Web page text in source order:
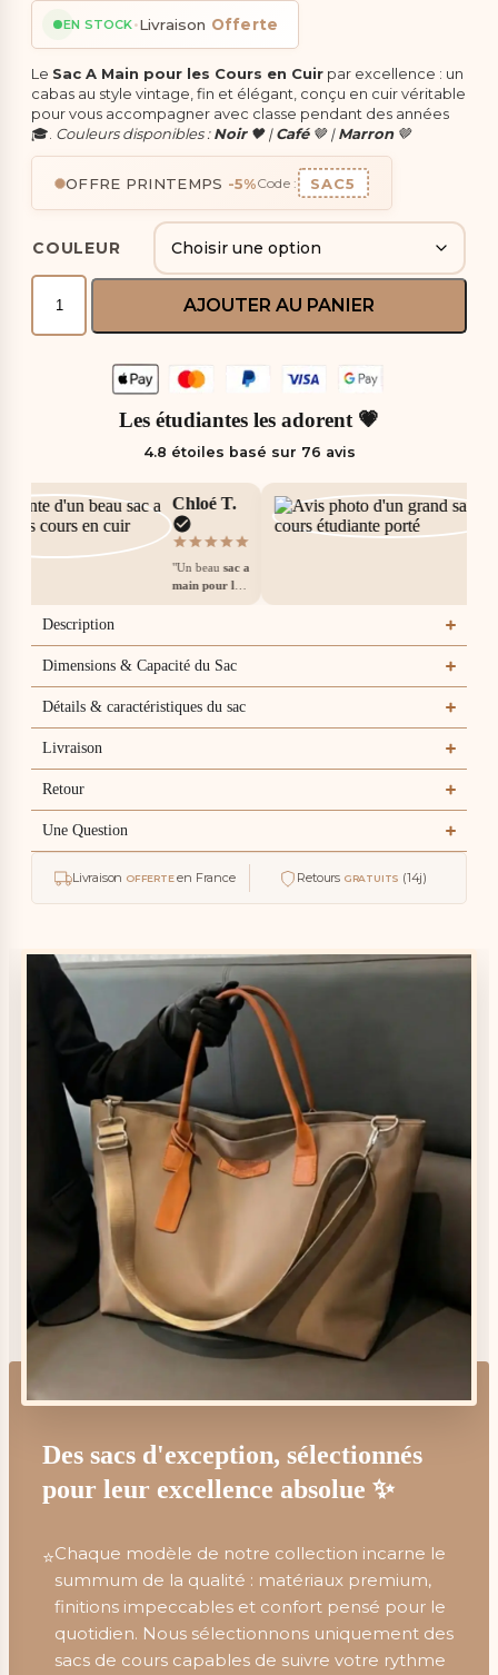
EN STOCK•Livraison Offerte
Le Sac A Main pour les Cours en Cuir par excellence : un
cabas au style vintage, fin et élégant, conçu en cuir véritable
pour vous accompagner avec classe pendant des années
🎓. Couleurs disponibles :Noir🖤 |Café🤎 |Marron🤎
OFFRE PRINTEMPS -5%Code : SAC5
COULEUR
AJOUTER AU PANIER
Les étudiantes les adorent 💗
4.8 étoiles basé sur 76 avis
Chloé T.
"Un beausac a
main pour les
courspour son
depasse, bonne
finition. La
doublure et
dure, a
sans."
Description
Dimensions & Capacité du Sac
Détails & caractéristiques du sac
Livraison
Retour
Une Question
Livraison OFFERTEen France Retours GRATUITS (14j)
Des sacs d'exception, sélectionnés
pour leur excellence absolue ✨
⭐Chaque modèle de notre collection incarne le
summum de la qualité : matériaux premium,
finitions impeccables et confort pensé pour le
quotidien. Nous sélectionnons uniquement des
sacs de cours capables de suivre votre rythme